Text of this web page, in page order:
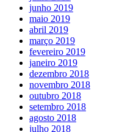
junho 2019
maio 2019
abril 2019
março 2019
fevereiro 2019
janeiro 2019
dezembro 2018
novembro 2018
outubro 2018
setembro 2018
agosto 2018
julho 2018